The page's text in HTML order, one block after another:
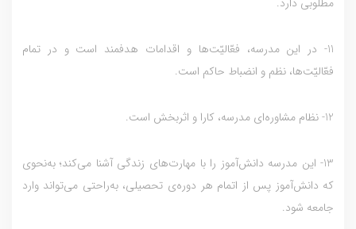
11- در این مدرسه، فعّاليّت‌ها و اقدامات هدفمند است و در تمام
فعّاليّت‌ها، نظم و انضباط حاکم است.
12- نظام مشاوره‌اي مدرسه، کارا و اثربخش است.
13- این مدرسه دانش‌آموز را با مهارت‌هاي زندگي آشنا مي‌کند؛ به‌نحوي
که دانش‌آموز پس از اتمام هر دوره‌ي تحصيلي، به‌راحتي مي‌تواند وارد
جامعه شود.